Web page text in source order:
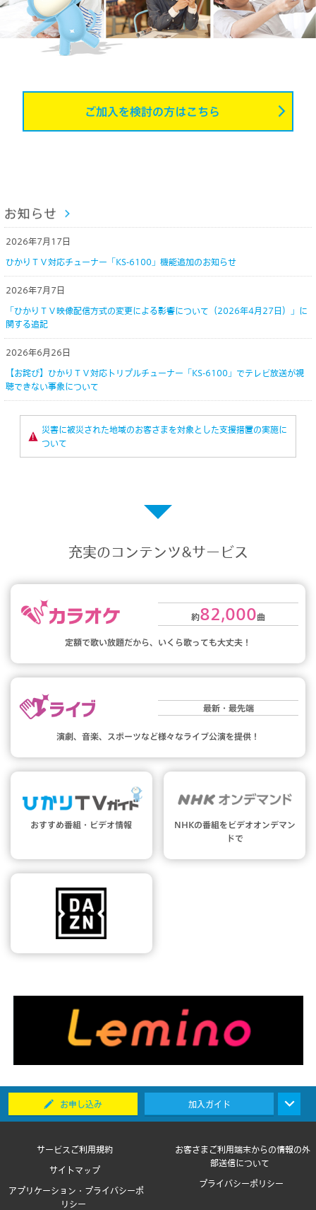
ご加入を検討の方はこちら
2026年7月17日
ひかりＴＶ対応チューナー「KS-6100」機能追加のお知らせ
2026年7月7日
「ひかりＴＶ映像配信方式の変更による影響について（2026年4月27日）」に
関する追記
2026年6月26日
【お詫び】ひかりＴＶ対応トリプルチューナー「KS-6100」でテレビ放送が視
聴できない事象について
！
災害に被災された地域のお客さまを対象とした支援措置の実施に
ついて
充実のコンテンツ&サービス
約82,000曲
定額で歌い放題だから、いくら歌っても大丈夫！
最新・最先端
演劇、音楽、スポーツなど様々なライブ公演を提供！
おすすめ番組・ビデオ情報
NHKの番組をビデオオンデマン
ドで
お申し込み 加入ガイド
サービスご利用規約
お客さまご利用端末からの情報の外
部送信について
サイトマップ
プライバシーポリシー
アプリケーション・プライバシーポ
リシー